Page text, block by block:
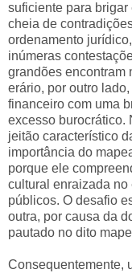
suficiente para
cheia de
ordenamento
inúmeras
grandões encontram
erário, por outro
financeiro com uma
excesso burocrático.
jeitão característico
importância do
porque ele
cultural enraizada
públicos. O desafio
outra, por causa da
pautado no dito
Consequentemente,